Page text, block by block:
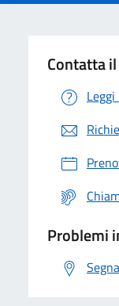
Contatta
Problemi